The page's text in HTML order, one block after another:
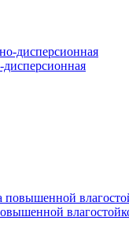
дисперсионная